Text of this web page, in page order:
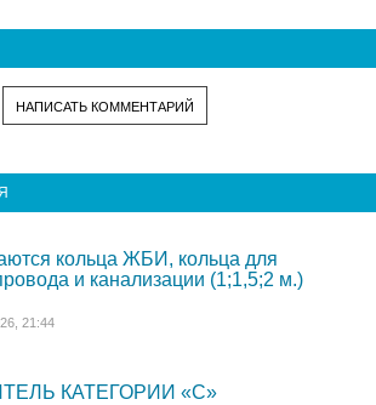
НАПИСАТЬ КОММЕНТАРИЙ
кольца ЖБИ, кольца для
и канализации (1;1,5;2 м.)
21:44
КАТЕГОРИИ «C»